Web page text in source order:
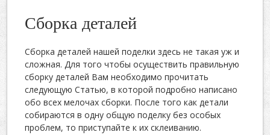
Сборка деталей
Сборка деталей нашей поделки здесь не такая уж и
сложная. Для того чтобы осуществить правильную
сборку деталей Вам необходимо прочитать
следующую Статью, в которой подробно написано
обо всех мелочах сборки. После того как детали
собираются в одну общую поделку без особых
проблем, то приступайте к их склеиванию.